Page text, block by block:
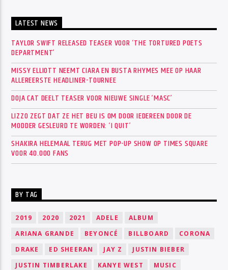
LATEST NEWS
TAYLOR SWIFT RELEASED TEASER VOOR ‘THE TORTURED POETS
DEPARTMENT’
MISSY ELLIOTT NEEMT CIARA EN BUSTA RHYMES MEE OP HAAR
ALLEREERSTE HEADLINER-TOURNEE
DOJA CAT DEELT TEASER VOOR NIEUWE SINGLE ‘MASC’
LIZZO ZEGT DAT ZE HET BEU IS OM DOOR IEDEREEN DOOR DE
MODDER GESLEURD TE WORDEN: ‘I QUIT’
SHAKIRA HELEMAAL TERUG MET POP-UP SHOW OP TIMES SQUARE
VOOR 40.000 FANS
BY TAG
2019 2020 2021 ADELE
ALBUM
ARIANA GRANDE
BEYONCÉ BILLBOARD
CORONA
DRAKE
ED SHEERAN JAY Z
JUSTIN BIEBER
JUSTIN TIMBERLAKE
KANYE WEST
MUSIC